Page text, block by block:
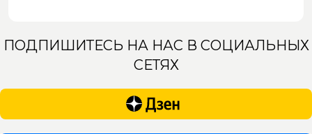
ПОДПИШИТЕСЬ НА НАС В СОЦИАЛЬНЫХ
СЕТЯХ